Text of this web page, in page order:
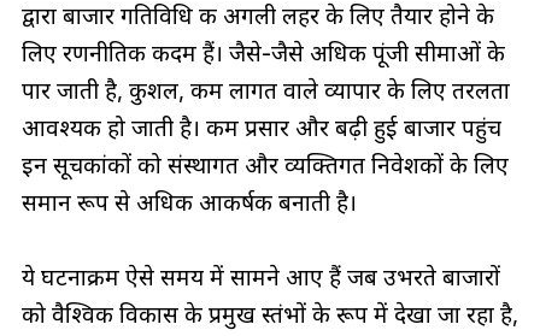
द्वारा बाजार गतिविधि की अगली लहर के लिए तैयार होने के
लिए रणनीतिक कदम हैं। जैसे-जैसे अधिक पूंजी सीमाओं के
पार जाती है, कुशल, कम लागत वाले व्यापार के लिए तरलता
आवश्यक हो जाती है। कम प्रसार और बढ़ी हुई बाजार पहुंच
इन सूचकांकों को संस्थागत और व्यक्तिगत निवेशकों के लिए
समान रूप से अधिक आकर्षक बनाती है।
ये घटनाक्रम ऐसे समय में सामने आए हैं जब उभरते बाजारों
को वैश्विक विकास के प्रमुख स्तंभों के रूप में देखा जा रहा है,